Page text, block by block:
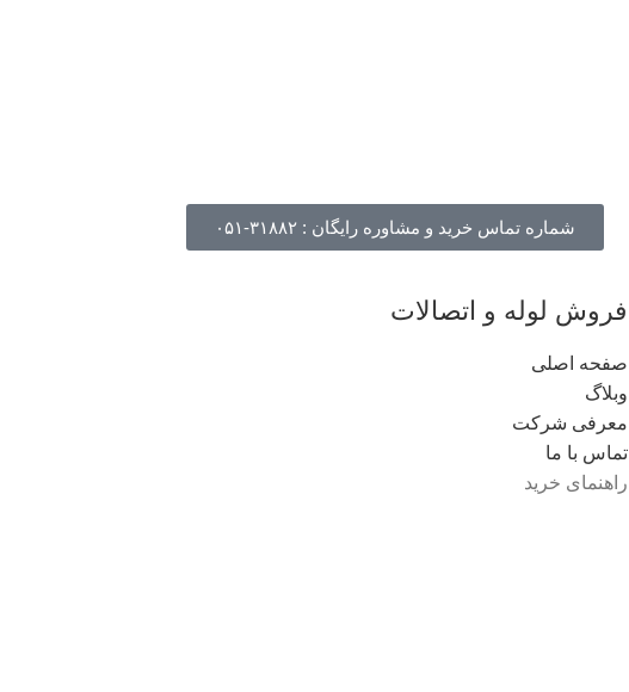
شماره تماس خرید و مشاوره رایگان : ۳۱۸۸۲-۰۵۱
فروش لوله و اتصالات
صفحه اصلی
وبلاگ
معرفی شرکت
تماس با ما
راهنمای خرید